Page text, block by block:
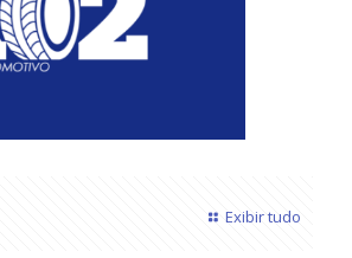
Exibir tudo